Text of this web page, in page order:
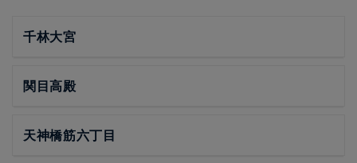
千林大宮
関目高殿
天神橋筋六丁目